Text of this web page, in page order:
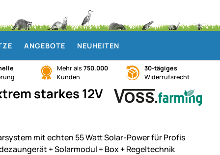
ANGEBOTE NEUHEITEN
Mehr als 750.000
Kunden
30-tägiges
Widerrufsrecht
starkes 12V
mit echten 55 Watt Solar-Power für Profis
+ Solarmodul + Box + Regeltechnik